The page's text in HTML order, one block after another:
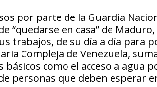
por parte de la Guardia
“quedarse en casa” de
trabajos, de su día a día para
Compleja de Venezuela,
como el acceso a agua
personas que deben esperar